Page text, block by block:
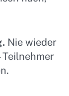
Nie wieder